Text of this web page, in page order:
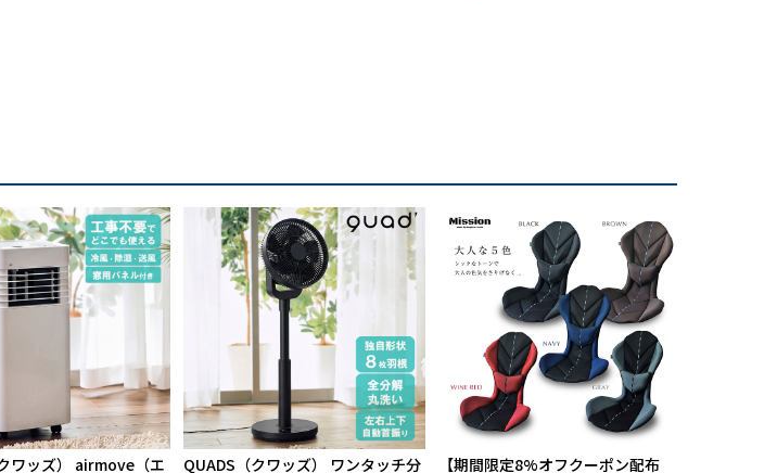
ワッズ） airmove（エ QUADS（クワッズ） ワンタッチ分 【期間限定8%オフクーポン配布